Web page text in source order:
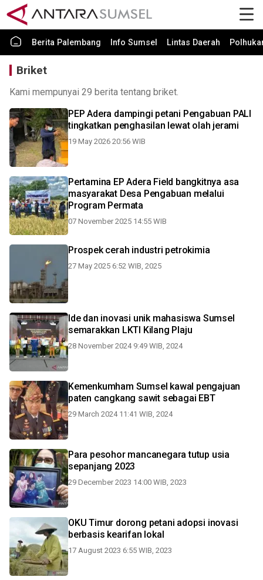
Berita Palembang Info Sumsel Lintas Daerah
Briket
Kami mempunyai 29 berita tentang briket.
PEP Adera dampingi petani Pengabuan PALI
tingkatkan penghasilan lewat olah jerami
19 May 2026 20:56 WIB
Pertamina EP Adera Field bangkitnya asa
masyarakat Desa Pengabuan melalui
Program Permata
07 November 2025 14:55 WIB
Prospek cerah industri petrokimia
27 May 2025 6:52 WIB, 2025
Ide dan inovasi unik mahasiswa Sumsel
semarakkan LKTI Kilang Plaju
28 November 2024 9:49 WIB, 2024
Kemenkumham Sumsel kawal pengajuan
paten cangkang sawit sebagai EBT
29 March 2024 11:41 WIB, 2024
Para pesohor mancanegara tutup usia
sepanjang 2023
29 December 2023 14:00 WIB, 2023
OKU Timur dorong petani adopsi inovasi
berbasis kearifan lokal
17 August 2023 6:55 WIB, 2023